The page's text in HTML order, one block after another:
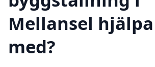
Mellansel
med?